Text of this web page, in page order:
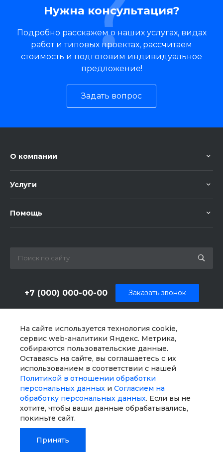
На сайте используется технология cookie,
сервис web-аналитики Яндекс. Метрика,
собираются пользовательские данные.
Оставаясь на сайте, вы соглашаетесь с их
использованием в соответствии с нашей
Политикой в отношении обработки
персональных данных и Согласием на
обработку персональных данных. Если вы не
хотите, чтобы ваши данные обрабатывались,
покиньте сайт.
Принять
Нужна консультация?
Подробно расскажем о наших услугах, видах
работ и типовых проектах, рассчитаем
стоимость и подготовим индивидуальное
предложение!
Задать вопрос
О компании
Услуги
Помощь
+7 (000) 000-00-00 Заказать звонок
г. Москва, ул. Шапкина, д. 11